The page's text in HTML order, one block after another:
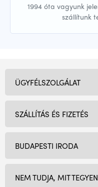
1994 óta vagyunk
szállítunk
BUDAPESTI IRODA
NEM TUDJA, MIT
ÜGYFÉLSZOLGÁLAT
SZÁLLÍTÁS ÉS FIZETÉS